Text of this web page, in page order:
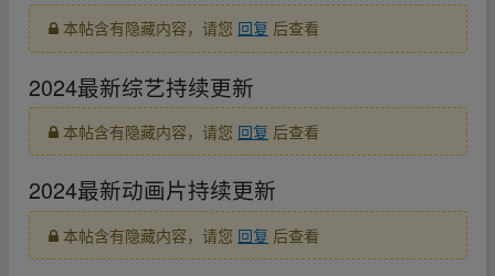
本帖含有隐藏内容，请您 回复 后查看
2024最新综艺持续更新
本帖含有隐藏内容，请您 回复 后查看
2024最新动画片持续更新
本帖含有隐藏内容，请您 回复 后查看